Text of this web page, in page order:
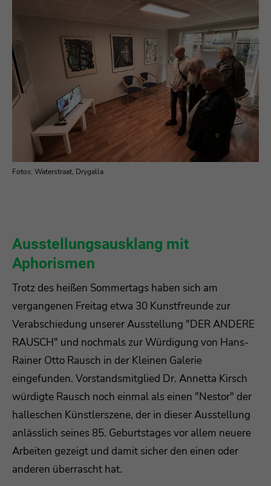
Fotos: Waterstraat, Drygalla
Ausstellungsausklang mit
Aphorismen
Trotz des heißen Sommertags haben sich am
vergangenen Freitag etwa 30 Kunstfreunde zur
Verabschiedung unserer Ausstellung "DER ANDERE
RAUSCH" und nochmals zur Würdigung von Hans-
Rainer Otto Rausch in der Kleinen Galerie
eingefunden. Vorstandsmitglied Dr. Annetta Kirsch
würdigte Rausch noch einmal als einen "Nestor" der
halleschen Künstlerszene, der in dieser Ausstellung
anlässlich seines 85. Geburtstages vor allem neuere
Arbeiten gezeigt und damit sicher den einen oder
anderen überrascht hat.